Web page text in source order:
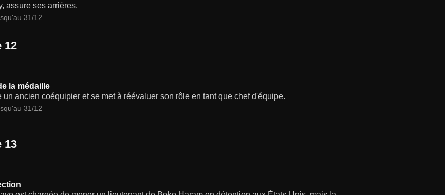
assure ses arrières.
31/12
12
la médaille
un ancien coéquipier et se met à réévaluer son rôle en tant que chef d'équipe.
31/12
13